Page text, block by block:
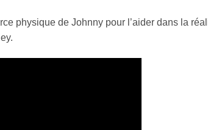
physique de Johnny pour l’aider dans la